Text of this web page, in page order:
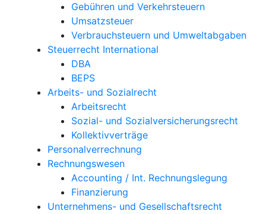
Gebühren und Verkehrsteuern
Umsatzsteuer
Verbrauchsteuern und Umweltabgaben
Steuerrecht International
DBA
BEPS
Arbeits- und Sozialrecht
Arbeitsrecht
Sozial- und Sozialversicherungsrecht
Kollektivverträge
Personalverrechnung
Rechnungswesen
Accounting / Int. Rechnungslegung
Finanzierung
Unternehmens- und Gesellschaftsrecht